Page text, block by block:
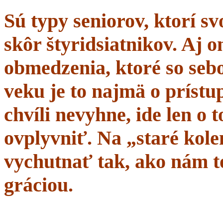
Sú typy seniorov, ktorí
skôr štyridsiatnikov. Aj
obmedzenia, ktoré so
veku je to najmä o
chvíli nevyhne, ide len o
ovplyvniť. Na „staré
vychutnať tak, ako nám
gráciou.